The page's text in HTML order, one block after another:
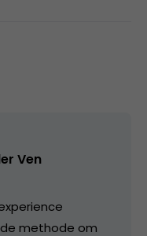
Ven
methode om